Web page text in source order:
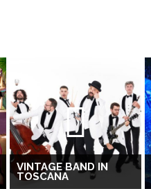
VINTAGE BAND IN
TOSCANA